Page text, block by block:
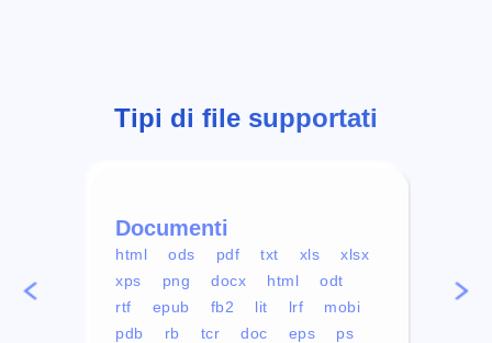
Tipi di file supportati
Documenti
html ods pdf txt xls
xlsx
xps
png docx html
odt
rtf
epub fb2 lit lrf
mobi
pdb
rb tcr doc eps
ps
mp4